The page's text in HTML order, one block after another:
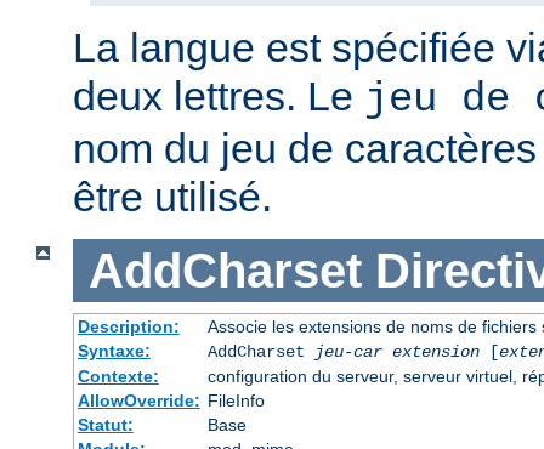
La langue est spécifiée
deux lettres. Le jeu de
nom du jeu de
être utilisé.
AddCharset
Description:
Associe les extensions de noms de
Syntaxe:
AddCharset jeu-car extension[
Contexte:
configuration du serveur, serveur virtuel,
AllowOverride: FileInfo
Statut:
Base